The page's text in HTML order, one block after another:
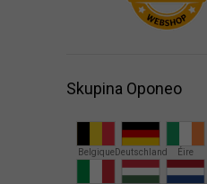
Skupina Oponeo
BelgiqueDeutschland Éire